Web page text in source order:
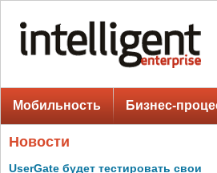
Мобильность Бизнес-
Новости
UserGate будет тестировать свои